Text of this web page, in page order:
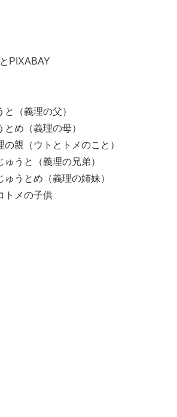
PIXABAY
（義理の父）
め（義理の母）
親（ウトとトメのこと）
うと（義理の兄弟）
うとめ（義理の姉妹）
メの子供